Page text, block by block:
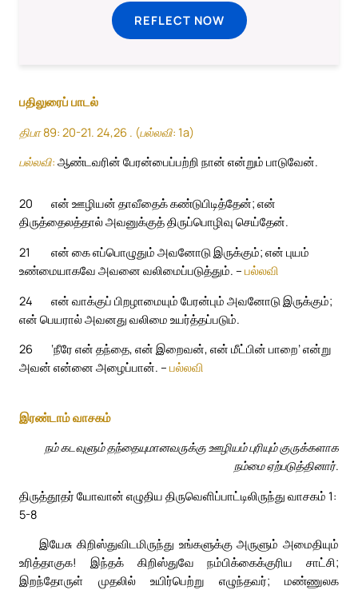
REFLECT NOW
பதிலுரைப் பாடல்
திபா 89: 20-21. 24,26 . (பல்லவி: 1a)
பல்லவி: ஆண்டவரின் பேரன்பைப்பற்றி நான் என்றும் பாடுவேன்.
20
என் ஊழியன் தாவீதைக் கண்டுபிடித்தேன்; என்
திருத்தைலத்தால் அவனுக்குத் திருப்பொழிவு செய்தேன்.
21
என் கை எப்பொழுதும் அவனோடு இருக்கும்; என் புயம்
உண்மையாகவே அவனை வலிமைப்படுத்தும். – பல்லவி
24
என் வாக்குப் பிறழாமையும் பேரன்பும் அவனோடு இருக்கும்;
என் பெயரால் அவனது வலிமை உயர்த்தப்படும்.
26
‘நீரே என் தந்தை, என் இறைவன், என் மீட்பின் பாறை’ என்று
அவன் என்னை அழைப்பான். – பல்லவி
இரண்டாம் வாசகம்
நம் கடவுளும் தந்தையுமானவருக்கு ஊழியம் புரியும் குருக்களாக
நம்மை ஏற்படுத்தினார்.
திருத்தூதர் யோவான் எழுதிய திருவெளிப்பாட்டிலிருந்து வாசகம் 1:
5-8
இயேசு கிறிஸ்துவிடமிருந்து உங்களுக்கு அருளும் அமைதியும்
உரித்தாகுக! இந்தக் கிறிஸ்துவே நம்பிக்கைக்குரிய சாட்சி;
இறந்தோருள் முதலில் உயிர்பெற்று எழுந்தவர்; மண்ணுலக